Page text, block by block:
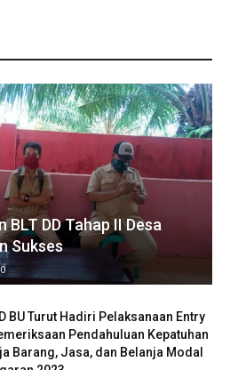
DD Tahap II Desa
Sukses
0
BU Turut Hadiri Pelaksanaan Entry
Pendahuluan Kepatuhan
Barang, Jasa, dan Belanja Modal